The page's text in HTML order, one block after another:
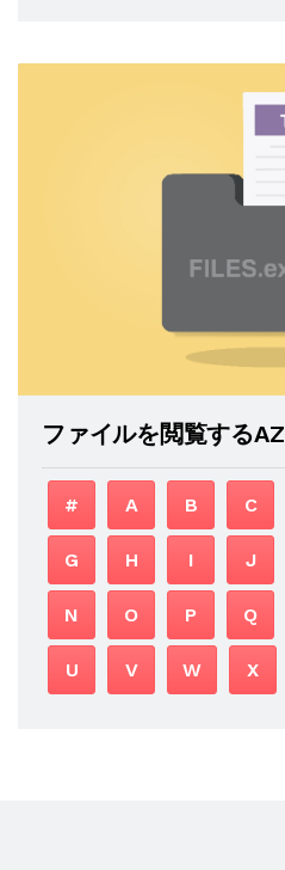
ファイルを閲覧するAZ
# A B C
G H I J
N O P Q
U V W X